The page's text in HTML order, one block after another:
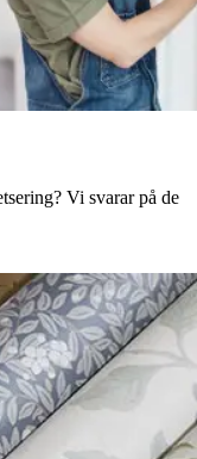
Vi svarar på de